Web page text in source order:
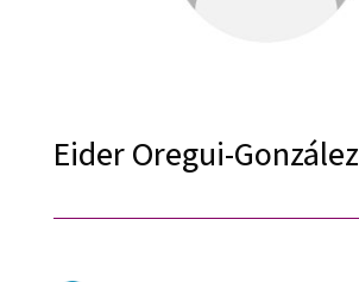
Eider Oregui-González